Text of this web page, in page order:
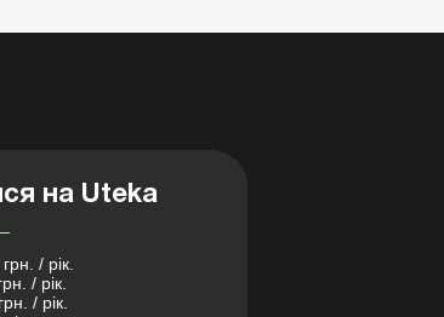
на Uteka
/ рік.
/ рік.
/ рік.